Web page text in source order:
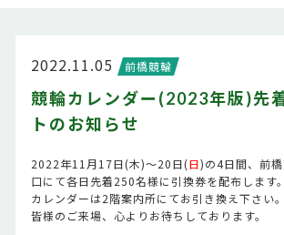
2022.11.05 前橋競輪
競輪カレンダー(2023年版)先
トのお知らせ
2022年11月17日(木)～20日(日)の4日間、前
口にて各日先着250名様に引換券を配布します。
カレンダーは2階案内所にてお引き換え下さい。
皆様のご来場、心よりお待ちしております。